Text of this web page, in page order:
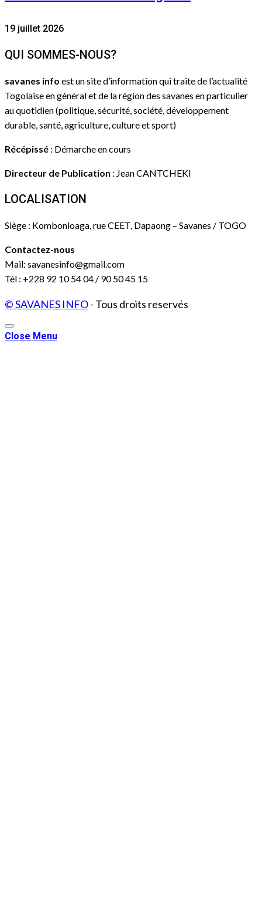
19 juillet 2026
QUI SOMMES-NOUS?
savanes info est un site d’information qui traite de l’actualité
Togolaise en général et de la région des savanes en particulier
au quotidien (politique, sécurité, société, développement
durable, santé, agriculture, culture et sport)
Récépissé : Démarche en cours
Directeur de Publication : Jean CANTCHEKI
LOCALISATION
Siège : Kombonloaga, rue CEET, Dapaong – Savanes / TOGO
Contactez-nous
Mail: savanesinfo@gmail.com
Tél : +228 92 10 54 04 / 90 50 45 15
© SAVANES INFO- Tous droits reservés
Close Menu